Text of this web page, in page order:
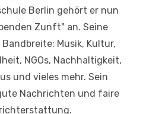
Berlin gehört er nun
Zunft" an. Seine
Musik, Kultur,
NGOs, Nachhaltigkeit,
und vieles mehr. Sein
Nachrichten und faire